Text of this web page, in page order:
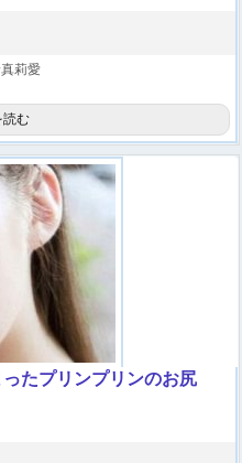
莉愛
読む
たプリンプリンのお尻